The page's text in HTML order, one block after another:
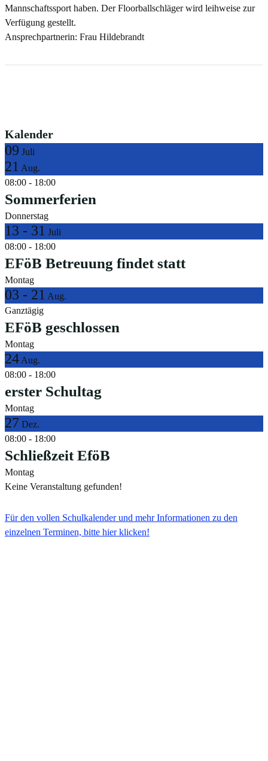
Mannschaftssport haben. Der Floorballschläger wird leihweise zur
Verfügung gestellt.
Ansprechpartnerin: Frau Hildebrandt
Kalender
09 Juli
21 Aug.
08:00 - 18:00
Sommerferien
Donnerstag
13 - 31 Juli
08:00 - 18:00
EFöB Betreuung findet statt
Montag
03 - 21 Aug.
Ganztägig
EFöB geschlossen
Montag
24 Aug.
08:00 - 18:00
erster Schultag
Montag
27 Dez.
08:00 - 18:00
Schließzeit EföB
Montag
Keine Veranstaltung gefunden!
Für den vollen Schulkalender und mehr Informationen zu den
einzelnen Terminen, bitte hier klicken!